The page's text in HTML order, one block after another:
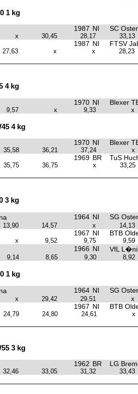
1 kg
1987 NI SC
x 30,45 28,17 33,13
1987 NI FTSV
27,63 x x 28,23
4 kg
1970 NI Blexer
9,57 x 9,33 x
4 kg
1970 NI Blexer
35,58 36,21 37,24 x
1969 BR TuS
35,75 36,75 x 33,25
3 kg
1964 NI SG
13,90 14,57 x 14,13
1967 NI BTB
x 9,52 9,75 9,59
1966 NI VfL
9,14 8,65 9,30 8,92
1 kg
1964 NI SG
x 29,42 29,51 x
1967 NI BTB
24,79 24,80 24,61 x
3 kg
1962 BR LG
32,46 33,05 31,32 33,43